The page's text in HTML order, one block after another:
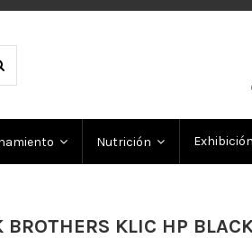
Nutrición
KLIC HP